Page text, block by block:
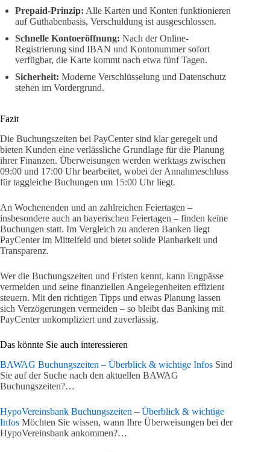
Prepaid-Prinzip: Alle Karten und Konten funktionieren
auf Guthabenbasis, Verschuldung ist ausgeschlossen.
Schnelle Kontoeröffnung: Nach der Online-
Registrierung sind IBAN und Kontonummer sofort
verfügbar, die Karte kommt nach etwa fünf Tagen.
Sicherheit: Moderne Verschlüsselung und Datenschutz
stehen im Vordergrund.
Fazit
Die Buchungszeiten bei PayCenter sind klar geregelt und
bieten Kunden eine verlässliche Grundlage für die Planung
ihrer Finanzen. Überweisungen werden werktags zwischen
09:00 und 17:00 Uhr bearbeitet, wobei der Annahmeschluss
für taggleiche Buchungen um 15:00 Uhr liegt.
An Wochenenden und an zahlreichen Feiertagen –
insbesondere auch an bayerischen Feiertagen – finden keine
Buchungen statt. Im Vergleich zu anderen Banken liegt
PayCenter im Mittelfeld und bietet solide Planbarkeit und
Transparenz.
Wer die Buchungszeiten und Fristen kennt, kann Engpässe
vermeiden und seine finanziellen Angelegenheiten effizient
steuern. Mit den richtigen Tipps und etwas Planung lassen
sich Verzögerungen vermeiden – so bleibt das Banking mit
PayCenter unkompliziert und zuverlässig.
Das könnte Sie auch interessieren
BAWAG Buchungszeiten – Überblick & wichtige Infos Sind
Sie auf der Suche nach den aktuellen BAWAG
Buchungszeiten?…
HypoVereinsbank Buchungszeiten – Überblick & wichtige
Infos Möchten Sie wissen, wann Ihre Überweisungen bei der
HypoVereinsbank ankommen?…